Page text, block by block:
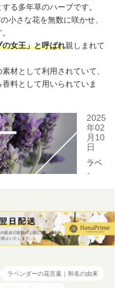
る多年草のハーブです。
小さな花を無数に咲かせ、
女王」と呼ばれ親しまれて
材として利用されていて、
料として用いられていま
ラベンダーの花言葉｜和名の由来